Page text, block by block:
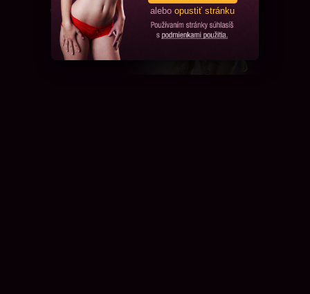
alebo opustiť stránku